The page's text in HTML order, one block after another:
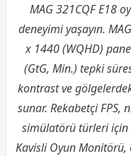
MAG 321CQF E18
deneyimi yaşayın.
x 1440 (WQHD)
(GtG, Min.) tepki
kontrast ve
sunar. Rekabetçi FPS,
simülatörü türleri için
Kavisli Oyun Monitörü,